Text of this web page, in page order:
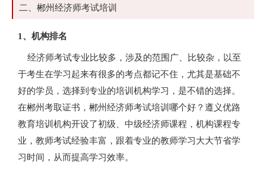
二、郴州经济师考试培训
1、机构排名
经济师考试专业比较多，涉及的范围广、比较杂，以至
于考生在学习起来有很多的考点都记不住，尤其是基础不
好的学员，选择到专业的培训机构学习，是不错的选择。
在郴州考取证书，郴州经济师考试培训哪个好？遵义优路
教育培训机构开设了初级、中级经济师课程，机构课程专
业，教师考试经验丰富，跟着专业的教师学习大大节省学
习时间，从而提高学习效率。